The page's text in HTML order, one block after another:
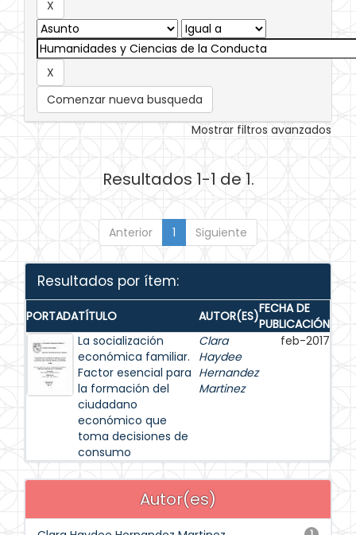
Comenzar nueva busqueda
Mostrar filtros avanzados
Resultados 1-1 de 1.
Anterior 1 Siguiente
Resultados por ítem:
PORTADATÍTULO AUTOR(ES)FECHA DE
PUBLICACIÓN
La socialización
económica familiar.
Factor esencial para
la formación del
ciudadano
económico que
toma decisiones de
consumo
Clara
Haydee
Hernandez
Martinez
feb-2017
Autor(es)